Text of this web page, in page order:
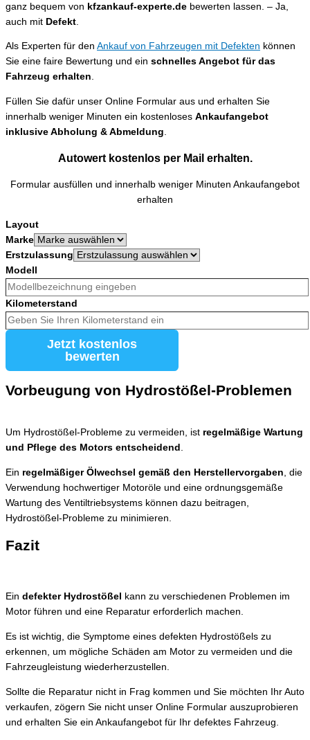
ganz bequem von kfzankauf-experte.de bewerten lassen. – Ja,
auch mit Defekt
Als Experten für den Ankauf von Fahrzeugen mit Defekten können
Sie eine faire Bewertung und ein schnelles Angebot für das
Fahrzeug erhalten.
Füllen Sie dafür unser Online Formular aus und erhalten Sie
innerhalb weniger Minuten ein kostenloses Ankaufangebot
inklusive Abholung & Abmeldung.
Autowert kostenlos per Mail erhalten.
Formular ausfüllen und innerhalb weniger Minuten Ankaufangebot
erhalten
Layout
Marke
Erstzulassung
Modell
Kilometerstand
Jetzt kostenlos
bewerten
Vorbeugung von Hydrostößel-Problemen
Um Hydrostößel-Probleme zu vermeiden, ist regelmäßige Wartung
und Pflege des Motors entscheidend
Ein regelmäßiger Ölwechsel gemäß den Herstellervorgaben , die
Verwendung hochwertiger Motoröle und eine ordnungsgemäße
Wartung des Ventiltriebsystems können dazu beitragen,
Hydrostößel-Probleme zu minimieren.
Fazit
Ein defekter Hydrostößel
kann zu verschiedenen Problemen im
Motor führen und eine Reparatur erforderlich machen.
Es ist wichtig, die Symptome eines defekten Hydrostößels zu
erkennen, um mögliche Schäden am Motor zu vermeiden und die
Fahrzeugleistung wiederherzustellen.
Sollte die Reparatur nicht in Frag kommen und Sie möchten Ihr Auto
verkaufen, zögern Sie nicht unser Online Formular auszuprobieren
und erhalten Sie ein Ankaufangebot für Ihr defektes Fahrzeug.